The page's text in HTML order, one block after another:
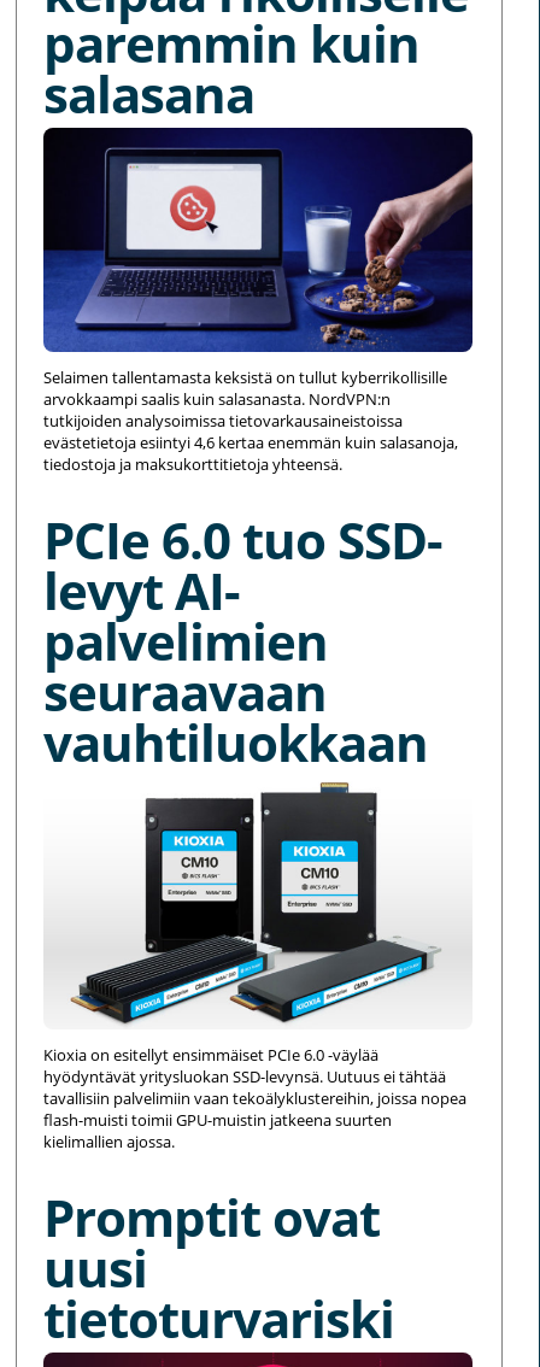
paremmin kuin
salasana
Selaimen tallentamasta keksistä on tullut kyberrikollisille
arvokkaampi saalis kuin salasanasta. NordVPN:n
tutkijoiden analysoimissa tietovarkausaineistoissa
evästetietoja esiintyi 4,6 kertaa enemmän kuin salasanoja,
tiedostoja ja maksukorttitietoja yhteensä.
PCIe 6.0 tuo SSD-
levyt AI-
palvelimien
seuraavaan
vauhtiluokkaan
Kioxia on esitellyt ensimmäiset PCIe 6.0 -väylää
hyödyntävät yritysluokan SSD-levynsä. Uutuus ei tähtää
tavallisiin palvelimiin vaan tekoälyklustereihin, joissa nopea
flash-muisti toimii GPU-muistin jatkeena suurten
kielimallien ajossa.
Promptit ovat
uusi
tietoturvariski